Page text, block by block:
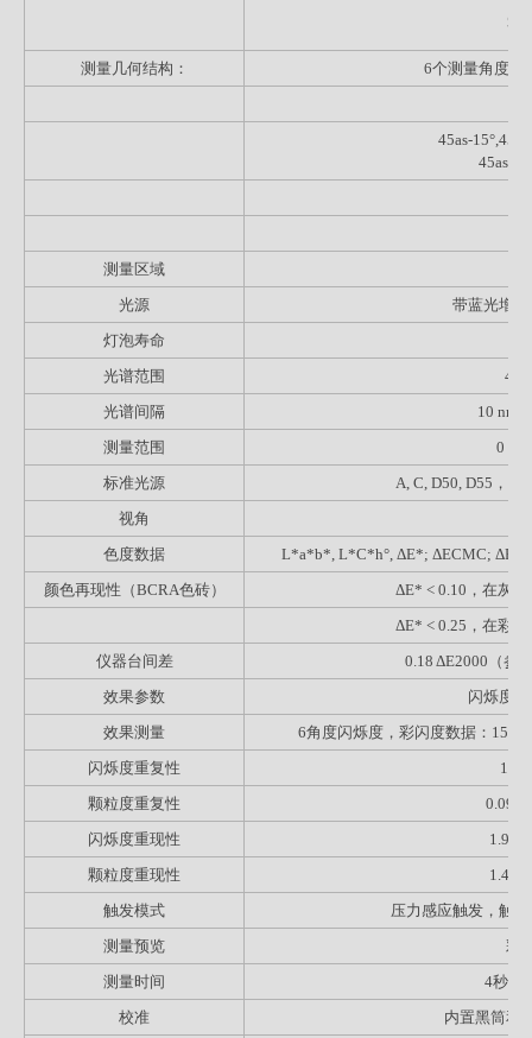
爱
测量几何结构：
6个测量角度（
45as-
测量区域
光源
带蓝光增
灯泡寿命
光谱范围
光谱间隔
10 nm
测量范围
0 -
标准光源
A, C, D50, D55，
视角
色度数据
L*a*b*, L*C*h°, ΔE*; ΔECMC; ΔE
颜色再现性（BCRA色砖）
ΔE* < 0.10，在灰
ΔE* < 0.25，在彩
仪器台间差
0.18 ΔE2000（参
效果参数
闪烁度
效果测量
6角度闪烁度，彩闪度数据：15as-
闪烁度重复性
15d
颗粒度重复性
闪烁度重现性
1.9%
颗粒度重现性
1.4%
触发模式
压力感应触发，触
测量预览
彩
测量时间
4秒测
校准
内置黑筒和